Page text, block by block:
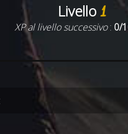
Livello 1
XP al livello successivo: 0/